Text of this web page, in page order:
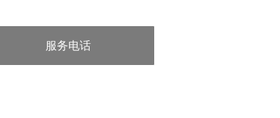
服务电话